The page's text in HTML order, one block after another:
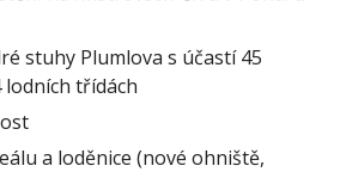
stuhy Plumlova s účastí 45
lodních třídách
a loděnice (nové ohniště,